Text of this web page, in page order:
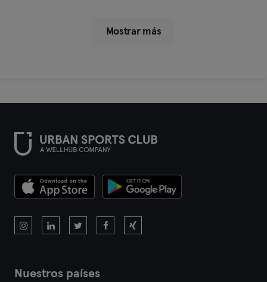
Mostrar más
Nuestros países